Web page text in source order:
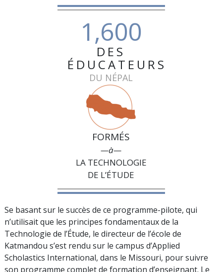
1,600
DES
ÉDUCATEURS
DU NÉPAL
FORMÉS
—à—
LA TECHNOLOGIE
DE L’ÉTUDE
Se basant sur le succès de ce programme-pilote, qui
n’utilisait que les principes fondamentaux de la
Technologie de l’Étude, le directeur de l’école de
Katmandou s’est rendu sur le campus d’Applied
Scholastics International, dans le Missouri, pour suivre
son programme complet de formation d’enseignant. Le